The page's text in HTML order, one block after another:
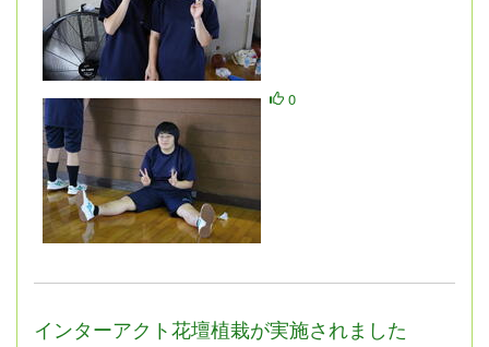
0
インターアクト花壇植栽が実施されました